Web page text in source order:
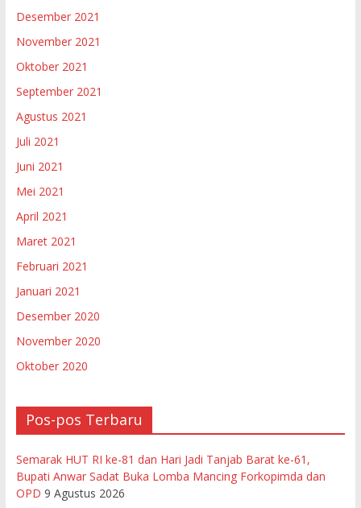
Desember 2021
November 2021
Oktober 2021
September 2021
Agustus 2021
Juli 2021
Juni 2021
Mei 2021
April 2021
Maret 2021
Februari 2021
Januari 2021
Desember 2020
November 2020
Oktober 2020
Pos-pos Terbaru
Semarak HUT RI ke-81 dan Hari Jadi Tanjab Barat ke-61,
Bupati Anwar Sadat Buka Lomba Mancing Forkopimda dan
OPD 9 Agustus 2026